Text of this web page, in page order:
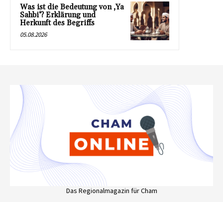
Was ist die Bedeutung von ‚Ya
Sahbi‘? Erklärung und
Herkunft des Begriffs
05.08.2026
Das Regionalmagazin für Cham